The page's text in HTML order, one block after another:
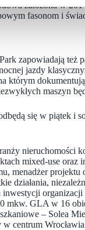
założona w
fasonom i
zapowiadają też
jazdy
którym
maszyn
się w piątek i
nieruchomości
mixed-use
menadżer
działania,
mkw. GLA w 16
– Solea
centrum